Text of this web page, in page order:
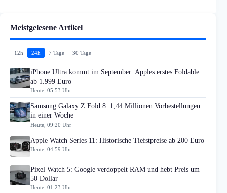
Meistgelesene Artikel
12h 24h 7 Tage 30 Tage
iPhone Ultra kommt im September: Apples erstes Foldable
ab 1.999 Euro
Heute, 05:53 Uhr
Samsung Galaxy Z Fold 8: 1,44 Millionen Vorbestellungen
in einer Woche
Heute, 09:20 Uhr
Apple Watch Series 11: Historische Tiefstpreise ab 200 Euro
Heute, 04:59 Uhr
Pixel Watch 5: Google verdoppelt RAM und hebt Preis um
50 Dollar
Heute, 01:23 Uhr